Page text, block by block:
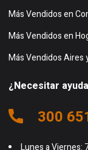
Más Vendidos en
Más Vendidos en
Más Vendidos Aires
¿Necesitar
300
Lunes a Viernes: